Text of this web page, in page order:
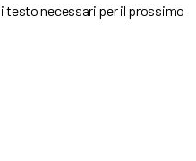
testo necessari per il prossimo